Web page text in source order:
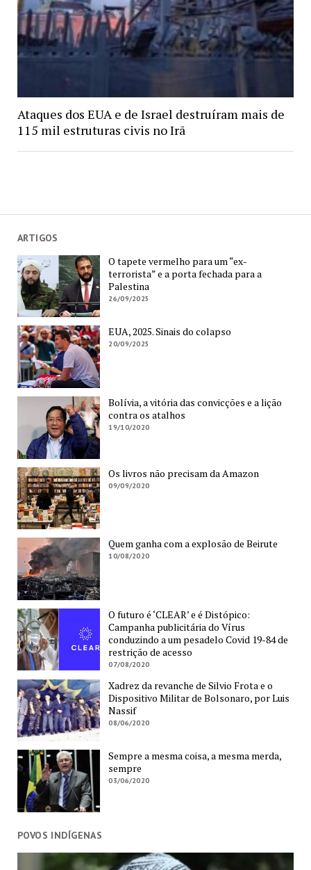
Ataques dos EUA e de Israel destruíram mais de
115 mil estruturas civis no Irã
ARTIGOS
O tapete vermelho para um “ex-
terrorista” e a porta fechada para a
Palestina
26/09/2025
EUA, 2025. Sinais do colapso
20/09/2025
Bolívia, a vitória das convicções e a lição
contra os atalhos
19/10/2020
Os livros não precisam da Amazon
09/09/2020
Quem ganha com a explosão de Beirute
10/08/2020
O futuro é ‘CLEAR’ e é Distópico:
Campanha publicitária do Vírus
conduzindo a um pesadelo Covid 19-84 de
restrição de acesso
07/08/2020
Xadrez da revanche de Silvio Frota e o
Dispositivo Militar de Bolsonaro, por Luis
Nassif
08/06/2020
Sempre a mesma coisa, a mesma merda,
sempre
03/06/2020
POVOS INDÍGENAS